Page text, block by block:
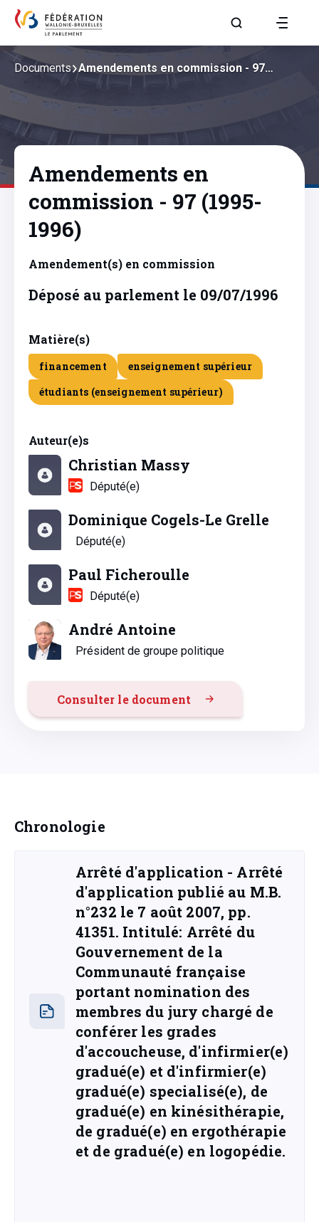
Aller à la page
Documents Amendements en commission - 97…
Amendements en
commission - 97 (1995-
1996)
Amendement(s) en commission
Déposé au parlement le 09/07/1996
Matière(s)
financement
enseignement supérieur
étudiants (enseignement supérieur)
Auteur(e)s
Christian Massy
Député(e)
Dominique Cogels-Le Grelle
Député(e)
Paul Ficheroulle
Député(e)
André Antoine
Président de groupe politique
Consulter le document
Chronologie
Arrêté d'application - Arrêté
d'application publié au M.B.
n°232 le 7 août 2007, pp.
41351. Intitulé: Arrêté du
Gouvernement de la
Communauté française
portant nomination des
membres du jury chargé de
conférer les grades
d'accoucheuse, d'infirmier(e)
gradué(e) et d'infirmier(e)
gradué(e) specialisé(e), de
gradué(e) en kinésithérapie,
de gradué(e) en ergothérapie
et de gradué(e) en logopédie.